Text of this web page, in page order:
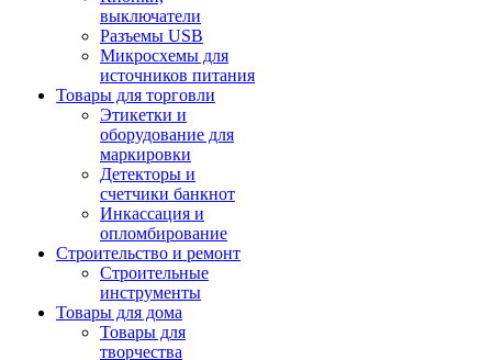
выключатели
Разъемы USB
Микросхемы для
источников питания
Товары для торговли
Этикетки и
оборудование для
маркировки
Детекторы и
счетчики банкнот
Инкассация и
опломбирование
Строительство и ремонт
Строительные
инструменты
Товары для дома
Товары для
творчества